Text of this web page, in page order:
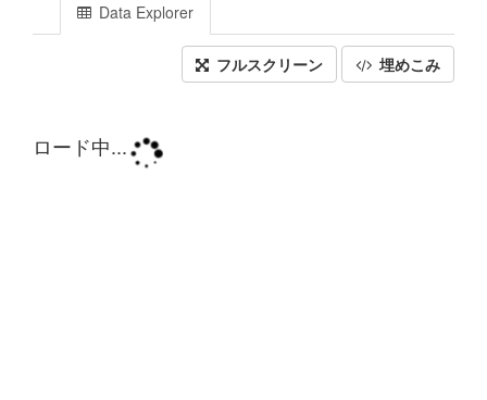
Data Explorer
フルスクリーン 埋めこみ